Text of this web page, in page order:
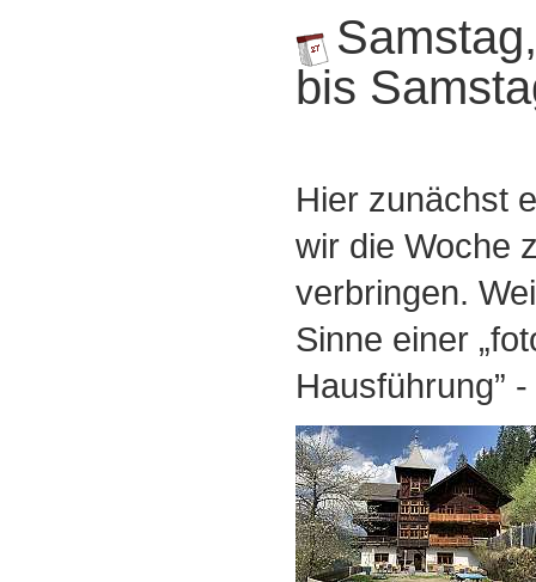
bis
Hier zunächst
wir die Woche
verbringen.
Sinne einer
Hausführung” -